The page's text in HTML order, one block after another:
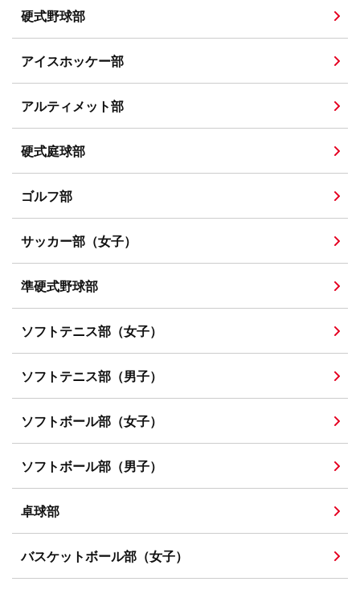
硬式野球部
アイスホッケー部
アルティメット部
硬式庭球部
ゴルフ部
サッカー部（女子）
準硬式野球部
ソフトテニス部（女子）
ソフトテニス部（男子）
ソフトボール部（女子）
ソフトボール部（男子）
卓球部
バスケットボール部（女子）